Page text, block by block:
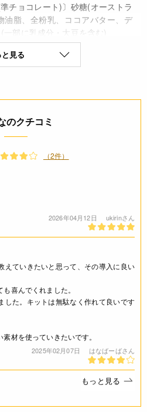
チョコレート)〕砂糖(オーストラ
油脂、全粉乳、ココアバター、デ
一部に乳成分・大豆を含む)
風味)(チョコレート利用食品)〕砂
製造)、植物油脂、全粉乳、ココ
ー、全粉乳/乳化剤、香料、(一部
コレート利用食品)〕砂糖(国内製
コアバター/乳化剤、着色料(ビー
造)、でん粉、モルトエキス、食
)
暗所で保存してください。
目)
料8品目のうち、乳成分を含む製
と見る
のクチコミ
（2件）
2026年04月12日 ukirinさん
えていきたいと思って、その導入に良い
喜んでくれました。
した。キットは無駄なく作れて良いです
材を使っていきたいです。
2025年02月07日 はなばーばさん
もっと見る